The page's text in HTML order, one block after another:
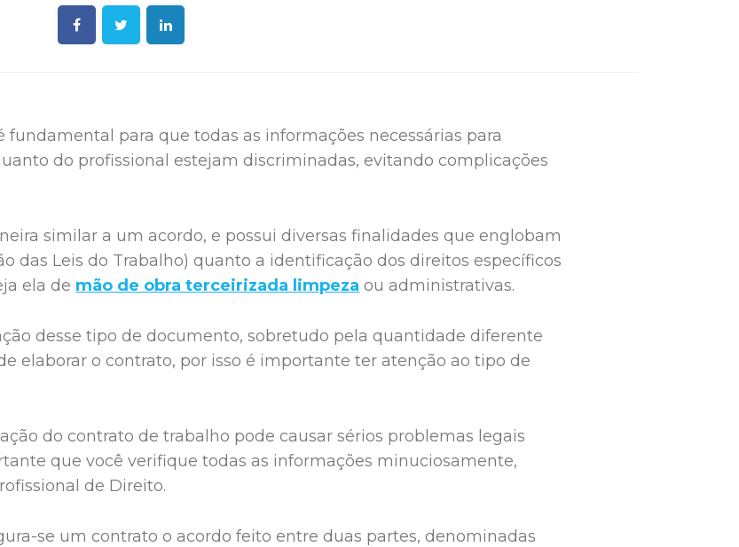
fundamental para que todas as informações necessárias para
do profissional estejam discriminadas, evitando complicações
similar a um acordo, e possui diversas finalidades que englobam
das Leis do Trabalho) quanto a identificação dos direitos específicos
ela de mão de obra terceirizada limpeza ou administrativas.
desse tipo de documento, sobretudo pela quantidade diferente
elaborar o contrato, por isso é importante ter atenção ao tipo de
do contrato de trabalho pode causar sérios problemas legais
que você verifique todas as informações minuciosamente,
de Direito.
se um contrato o acordo feito entre duas partes, denominadas